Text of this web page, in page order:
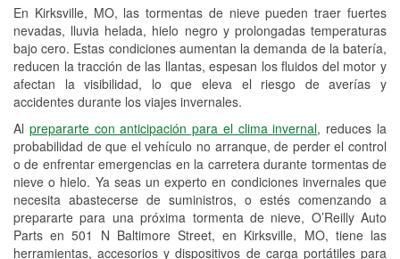
En Kirksville, MO, las tormentas de nieve pueden traer fuertes
nevadas, lluvia helada, hielo negro y prolongadas temperaturas
bajo cero. Estas condiciones aumentan la demanda de la batería,
reducen la tracción de las llantas, espesan los fluidos del motor y
afectan la visibilidad, lo que eleva el riesgo de averías y
accidentes durante los viajes invernales.
Al prepararte con anticipación para el clima invernal, reduces la
probabilidad de que el vehículo no arranque, de perder el control
o de enfrentar emergencias en la carretera durante tormentas de
nieve o hielo. Ya seas un experto en condiciones invernales que
necesita abastecerse de suministros, o estés comenzando a
prepararte para una próxima tormenta de nieve, O’Reilly Auto
Parts en 501 N Baltimore Street, en Kirksville, MO, tiene las
herramientas, accesorios y dispositivos de carga portátiles para
Programa de Préstamo de
Herramientas
Mezcla de pinturas
Rectificación de tambores y discos de
freno
Mangueras hidráulicas a la medida
Snowstorm Supplies
Tornado Supplies